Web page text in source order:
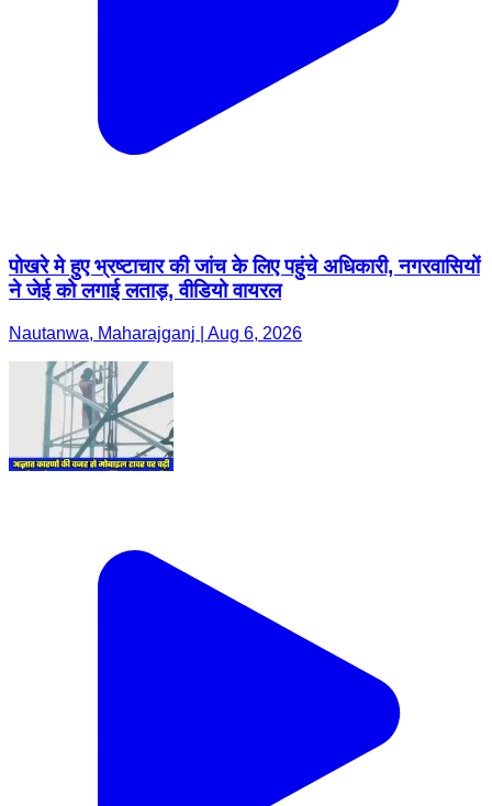
पोखरे मे हुए भ्रष्टाचार की जांच के लिए पहुंचे अधिकारी, नगरवासियों
ने जेई को लगाई लताड़, वीडियो वायरल
Nautanwa, Maharajganj | Aug 6, 2026